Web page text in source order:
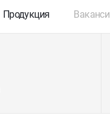
Продукция